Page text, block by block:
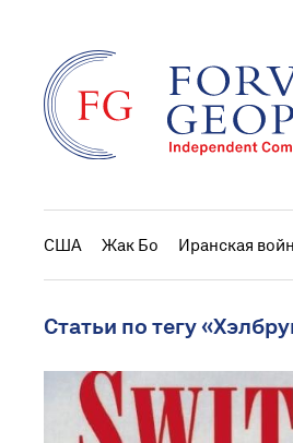
США Жак Бо Иранская
Статьи по тегу